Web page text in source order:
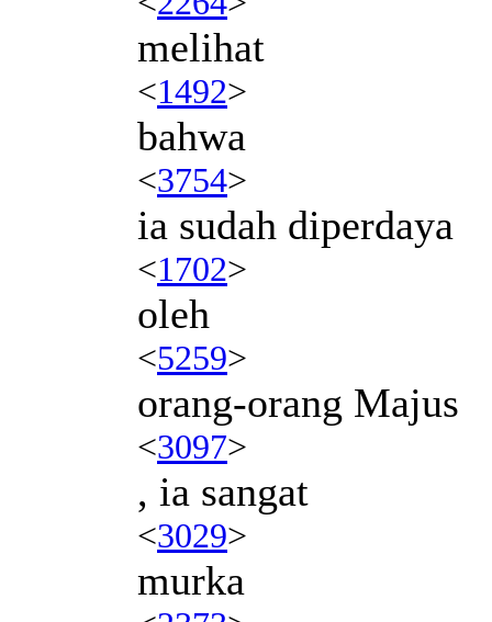
melihat
<1492>
bahwa
<3754>
ia sudah diperdaya
<1702>
oleh
<5259>
orang-orang Majus
<3097>
, ia sangat
<3029>
murka